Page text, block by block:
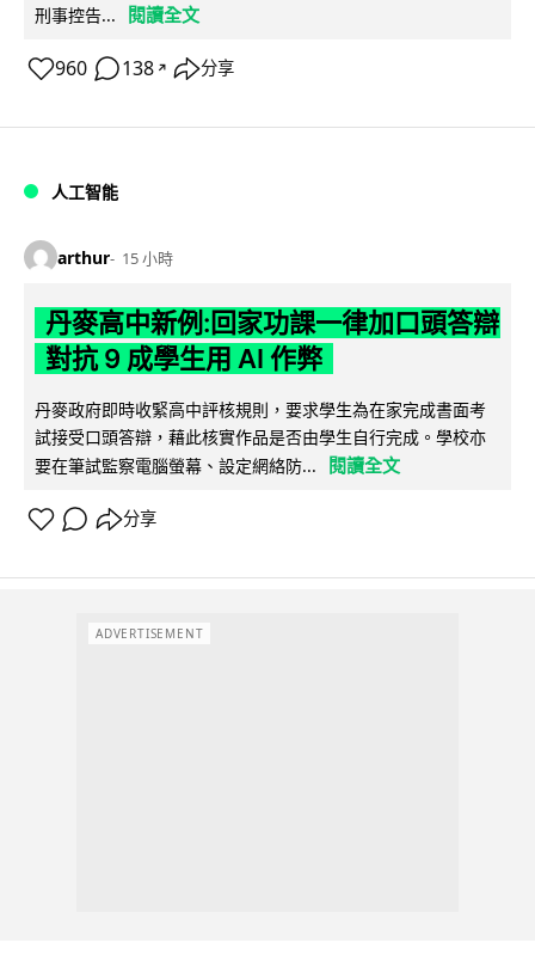
刑事控告...
閱讀全文
960 138 ↗ 分享
人工智能
arthur 15 小時
丹麥高中新例:回家功課一律加口頭答辯
對抗 9 成學生用 AI 作弊
丹麥政府即時收緊高中評核規則，要求學生為在家完成書面考
試接受口頭答辯，藉此核實作品是否由學生自行完成。學校亦
要在筆試監察電腦螢幕、設定網絡防...
閱讀全文
分享
ADVERTISEMENT